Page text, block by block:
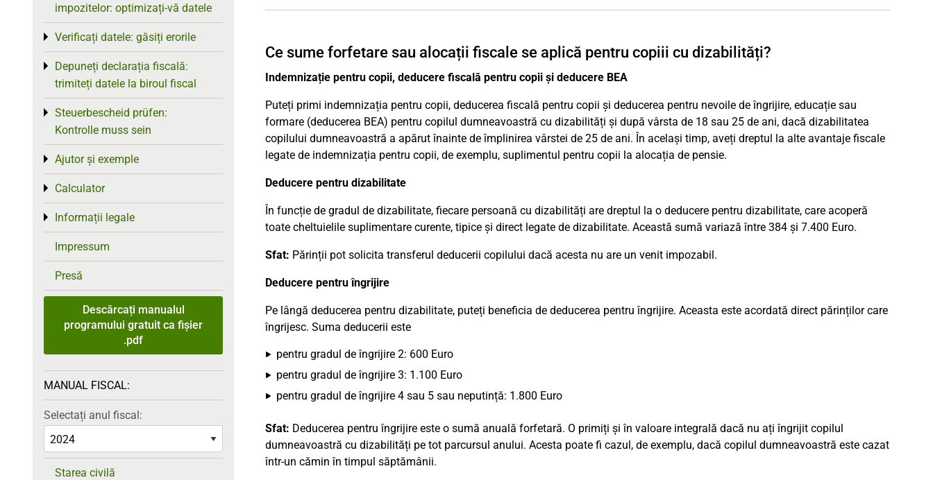
Ce sume forfetare sau alocații fiscale se aplică pentru copiii cu dizabilități?
Indemnizație pentru copii, deducere fiscală pentru copii și deducere BEA
Puteți primi indemnizația pentru copii, deducerea fiscală pentru copii și deducerea pentru nevoile de îngrijire, educație sau
formare (deducerea BEA) pentru copilul dumneavoastră cu dizabilități și după vârsta de 18 sau 25 de ani, dacă dizabilitatea
copilului dumneavoastră a apărut înainte de împlinirea vârstei de 25 de ani. În același timp, aveți dreptul la alte avantaje fiscale
legate de indemnizația pentru copii, de exemplu, suplimentul pentru copii la alocația de pensie.
Deducere pentru dizabilitate
În funcție de gradul de dizabilitate, fiecare persoană cu dizabilități are dreptul la o deducere pentru dizabilitate, care acoperă
toate cheltuielile suplimentare curente, tipice și direct legate de dizabilitate. Această sumă variază între 384 și 7.400 Euro.
Sfat: Părinții pot solicita transferul deducerii copilului dacă acesta nu are un venit impozabil.
Deducere pentru îngrijire
Pe lângă deducerea pentru dizabilitate, puteți beneficia de deducerea pentru îngrijire. Aceasta este acordată direct părinților care
îngrijesc. Suma deducerii este
pentru gradul de îngrijire 2: 600 Euro
pentru gradul de îngrijire 3: 1.100 Euro
pentru gradul de îngrijire 4 sau 5 sau neputință: 1.800 Euro
Sfat: Deducerea pentru îngrijire este o sumă anuală forfetară. O primiți și în valoare integrală dacă nu ați îngrijit copilul
dumneavoastră cu dizabilități pe tot parcursul anului. Acesta poate fi cazul, de exemplu, dacă copilul dumneavoastră este cazat
într-un cămin în timpul săptămânii.
impozitelor: optimizați-vă datele
Verificați datele: găsiți erorile
Toggle menu
Depuneți declarația fiscală:
trimiteți datele la biroul fiscal
Toggle menu
Steuerbescheid prüfen:
Kontrolle muss sein
Toggle menu
Ajutor și exemple
Toggle menu
Calculator
Toggle menu
Informații legale
Toggle menu
Impressum
Presă
Descărcați manualul
programului gratuit ca fișier
.pdf
MANUAL FISCAL:
Selectați anul fiscal:
Starea civilă